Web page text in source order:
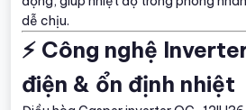
dễ chịu.
⚡ Công nghệ
điện & ổn định nhiệt